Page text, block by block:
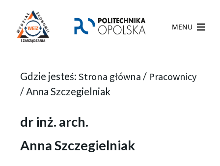
MENU
Gdzie jesteś: Strona główna / Pracownicy
/ Anna Szczegielniak
dr inż. arch.
Anna Szczegielniak